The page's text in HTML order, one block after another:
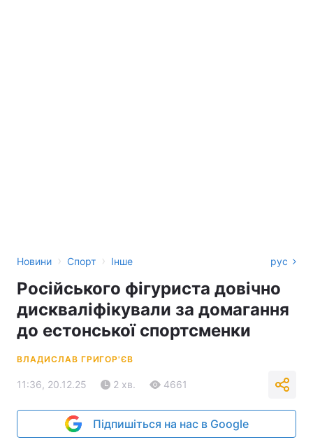
Новини › Спорт › Інше рус
Російського фігуриста довічно
дискваліфікували за домагання
до естонської спортсменки
ВЛАДИСЛАВ ГРИГОР'ЄВ
11:36, 20.12.25 2 хв. 4661
Підпишіться на нас в Google